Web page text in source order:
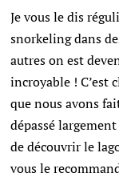
Je vous le dis
snorkeling dans
autres on est
incroyable ! C’est
que nous avons
dépassé
de découvrir le
vous le